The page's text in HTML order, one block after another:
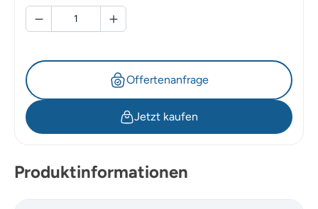
Offertenanfrage
Jetzt kaufen
Produktinformationen